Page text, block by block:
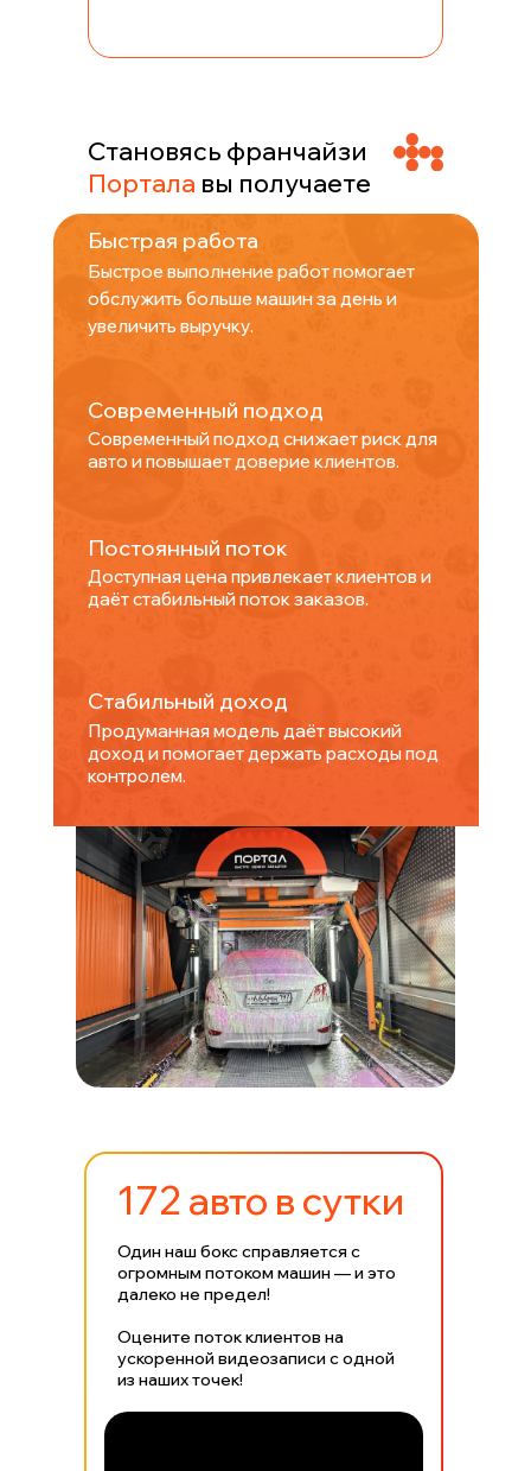
Становясь франчайзи
Портала вы получаете
Быстрая работа
Быстрое выполнение работ помогает
обслужить больше машин за день и
увеличить выручку.
Современный подход
Современный подход снижает риск для
авто и повышает доверие клиентов.
Постоянный поток
Доступная цена привлекает клиентов и
даёт стабильный поток заказов.
Стабильный доход
Продуманная модель даёт высокий
доход и помогает держать расходы под
контролем.
172 авто в сутки
Один наш бокс справляется с
огромным потоком машин — и это
далеко не предел!
Оцените поток клиентов на
ускоренной видеозаписи с одной
из наших точек!